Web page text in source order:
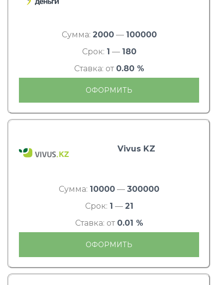
Сумма: 2000— 100000
Срок: 1 — 180
Ставка: от 0.80 %
ОФОРМИТЬ
Vivus KZ
Сумма: 10000 — 300000
Срок: 1 — 21
Ставка: от 0.01 %
ОФОРМИТЬ